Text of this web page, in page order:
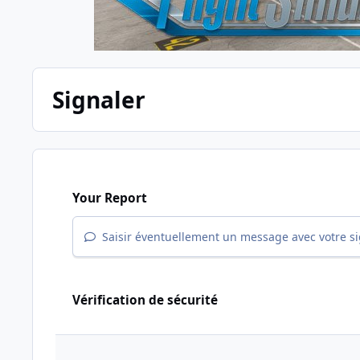
Signaler
Your Report
Saisir éventuellement un message avec votre
Vérification de sécurité